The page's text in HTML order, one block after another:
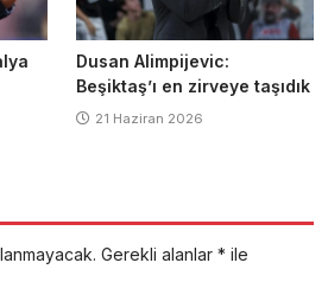
Dusan Alimpijevic:
Beşiktaş’ı en zirveye taşıdık
21 Haziran 2026
Gerekli alanlar * ile